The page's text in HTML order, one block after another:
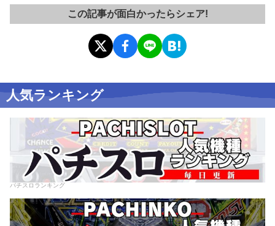
この記事が面白かったらシェア!
人気ランキング
パチスロランキング